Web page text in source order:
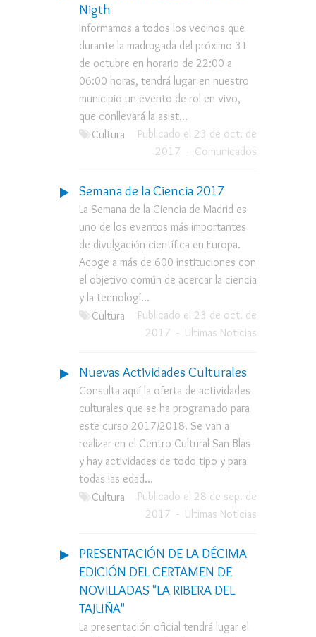
Nigth
Informamos a todos los vecinos que
durante la madrugada del próximo 31
de octubre en horario de 22:00 a
06:00 horas, tendrá lugar en nuestro
municipio un evento de rol en vivo,
que conllevará la asist...
Cultura
Publicado el 23 de oct. de
2017 - Comunicados
Semana de la Ciencia 2017
La Semana de la Ciencia de Madrid es
uno de los eventos más importantes
de divulgación científica en Europa.
Acoge a más de 600 instituciones con
el objetivo común de acercar la ciencia
y la tecnologí...
Cultura
Publicado el 23 de oct. de
2017 - Ultimas Noticias
Nuevas Actividades Culturales
Consulta aquí la oferta de actividades
culturales que se ha programado para
este curso 2017/2018. Se van a
realizar en el Centro Cultural San Blas
y hay actividades de todo tipo y para
todas las edad...
Cultura
Publicado el 28 de sep. de
2017 - Ultimas Noticias
PRESENTACIÓN DE LA DÉCIMA
EDICIÓN DEL CERTAMEN DE
NOVILLADAS "LA RIBERA DEL
TAJUÑA"
La presentación oficial tendrá lugar el